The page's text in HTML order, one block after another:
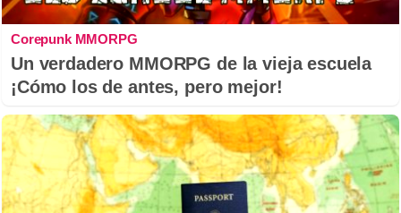
Corepunk MMORPG
Un verdadero MMORPG de la vieja escuela
¡Cómo los de antes, pero mejor!